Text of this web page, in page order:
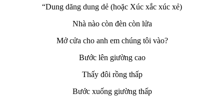
“Dung dăng dung dẻ (hoặc Xúc xắc xúc xẻ)
Nhà nào còn đèn còn lửa
Mở cửa cho anh em chúng tôi vào?
Bước lên giường cao
Thấy đôi rồng thấp
Bước xuống giường thấp